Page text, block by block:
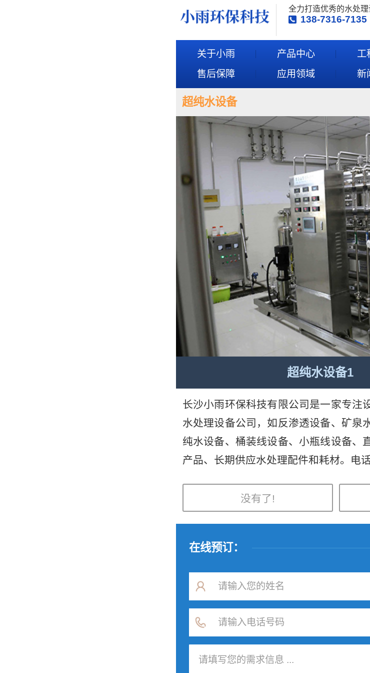
全力打造优秀的水处
138-7316-7135
关于小雨 产品中心 工
售后保障
应用领域 新
超纯水设备
超纯水设备1
长沙小雨环保科技有限公司是一家专注
水处理设备公司，如反渗透设备、矿泉
纯水设备、桶装线设备、小瓶线设备、
产品、长期供应水处理配件和耗材。电
没有了!
在线预订：